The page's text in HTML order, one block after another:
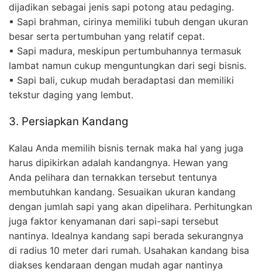
dijadikan sebagai jenis sapi potong atau pedaging.
▪ Sapi brahman, cirinya memiliki tubuh dengan ukuran
besar serta pertumbuhan yang relatif cepat.
▪ Sapi madura, meskipun pertumbuhannya termasuk
lambat namun cukup menguntungkan dari segi bisnis.
▪ Sapi bali, cukup mudah beradaptasi dan memiliki
tekstur daging yang lembut.
3. Persiapkan Kandang
Kalau Anda memilih bisnis ternak maka hal yang juga
harus dipikirkan adalah kandangnya. Hewan yang
Anda pelihara dan ternakkan tersebut tentunya
membutuhkan kandang. Sesuaikan ukuran kandang
dengan jumlah sapi yang akan dipelihara. Perhitungkan
juga faktor kenyamanan dari sapi-sapi tersebut
nantinya. Idealnya kandang sapi berada sekurangnya
di radius 10 meter dari rumah. Usahakan kandang bisa
diakses kendaraan dengan mudah agar nantinya